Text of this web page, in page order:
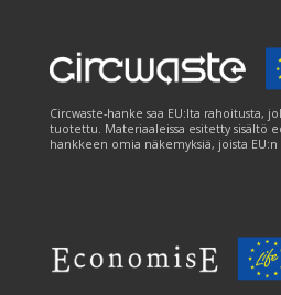
Circwaste-hanke saa EU:lta rahoitusta,
tuotettu. Materiaaleissa esitetty sisältö
hankkeen omia näkemyksiä, joista EU:n